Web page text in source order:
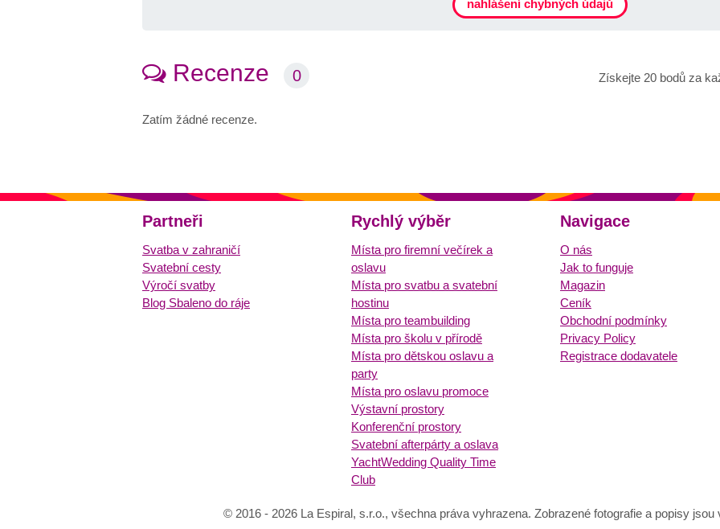
nahlášení chybných údajů
Recenze 0 Získejte 20 bodů za
Zatím žádné recenze.
Partneři
Svatba v zahraničí
Svatební cesty
Výročí svatby
Blog Sbaleno do ráje
Rychlý výběr
Místa pro firemní večírek a
oslavu
Místa pro svatbu a svatební
hostinu
Místa pro teambuilding
Místa pro školu v přírodě
Místa pro dětskou oslavu a
party
Místa pro oslavu promoce
Výstavní prostory
Konferenční prostory
Svatební afterpárty a oslava
YachtWedding Quality Time
Club
Navigace
O nás
Jak to funguje
Magazin
Ceník
Obchodní podmínky
Privacy Policy
Registrace dodavatele
© 2016 - 2026 La Espiral, s.r.o., všechna práva vyhrazena. Zobrazené fotografie a popisy